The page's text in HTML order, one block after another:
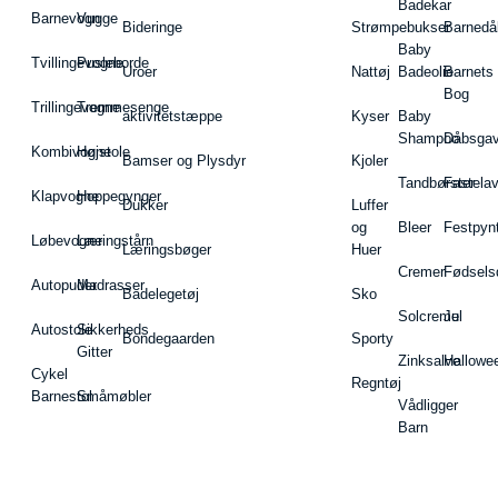
Barnevogn
Tvillingevogne
Trillingevogne
Kombivogne
Klapvogne
Løbevogne
Autopuder
Autostole
Cykel
Barnestol
Vugge
Pusleborde
Tremmesenge
Højstole
Hoppegynger
Læringstårn
Madrasser
Sikkerheds
Gitter
Småmøbler
Bideringe
Uroer
aktivitetstæppe
Bamser og Plysdyr
Dukker
Læringsbøger
Badelegetøj
Bondegaarden
Strømpebukser
Nattøj
Kyser
Kjoler
Luffer
og
Huer
Sko
Sporty
Regntøj
Badekar
Baby
Badeolie
Baby
Shampoo
Tandbørster
Bleer
Cremer
Solcreme
Zinksalve
Vådligger
Barn
Barnets
Bog
Jul